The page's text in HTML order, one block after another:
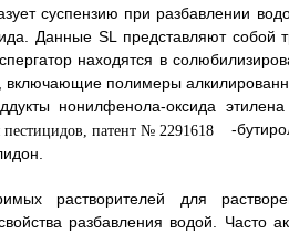
суспензию при разбавлении
Данные SL представляют собой
находятся в
полимеры
нонилфенола-оксида
-
растворителей для
разбавления водой. Часто